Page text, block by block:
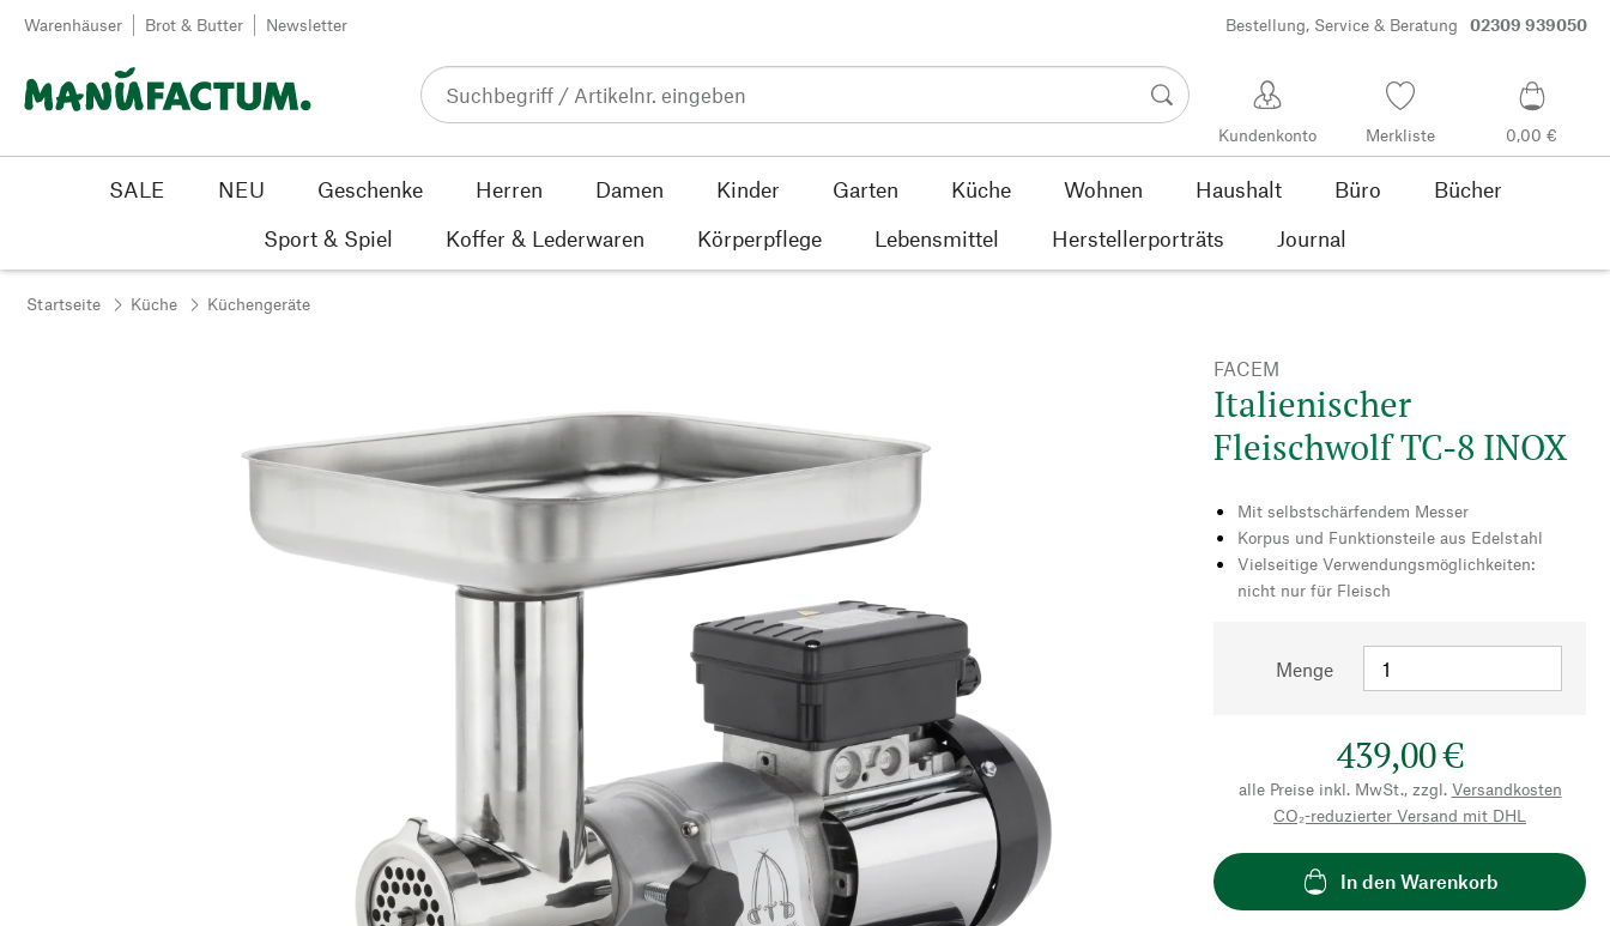
Zum Inhalt springen
Warenhäuser Brot & Butter Newsletter Bestellung, Service & Beratung 02309 939050
Kundenkonto Merkliste 0,00 €
SALE NEU Geschenke Herren Damen Kinder Garten Küche Wohnen Haushalt Büro
Bücher
Sport & Spiel
Koffer & Lederwaren Körperpflege Lebensmittel Herstellerporträts Journal
Startseite Küche Küchengeräte
FACEM
Italienischer
Fleischwolf TC-8 INOX
Mit selbstschärfendem Messer
Korpus und Funktionsteile aus Edelstahl
Vielseitige Verwendungsmöglichkeiten:
nicht nur für Fleisch
Menge
439,00 €
alle Preise inkl. MwSt., zzgl. Versandkosten
CO₂-reduzierter Versand mit DHL
In den Warenkorb